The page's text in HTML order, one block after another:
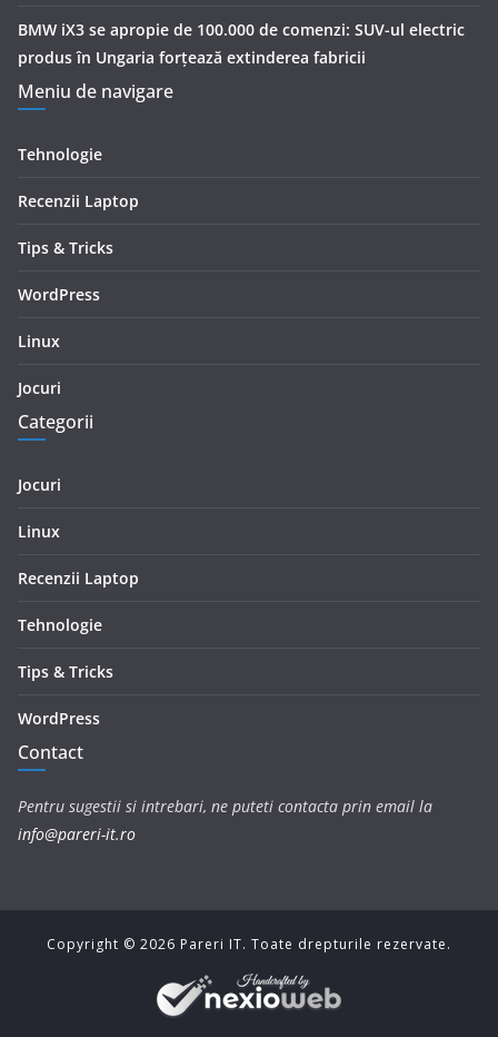
BMW iX3 se apropie de 100.000 de comenzi: SUV-ul electric
produs în Ungaria forțează extinderea fabricii
Meniu de navigare
Tehnologie
Recenzii Laptop
Tips & Tricks
WordPress
Linux
Jocuri
Categorii
Jocuri
Linux
Recenzii Laptop
Tehnologie
Tips & Tricks
WordPress
Contact
Pentru sugestii si intrebari, ne puteti contacta prin email la
info@pareri-it.ro
Copyright © 2026 Pareri IT. Toate drepturile rezervate.